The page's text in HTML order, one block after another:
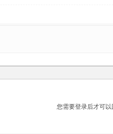
您需要登录后才可以